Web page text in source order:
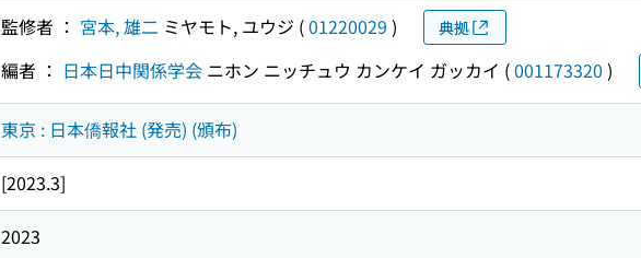
監修者 ： 宮本, 雄二 ミヤモト, ユウジ (01220029 ) 典拠
編者 ： 日本日中関係学会 ニホン ニッチュウ カンケイ ガッカイ (001173320 )
東京 : 日本僑報社 (発売) (頒布)
[2023.3]
2023